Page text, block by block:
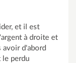
et il est
à droite et
avoir d'abord
le perdu